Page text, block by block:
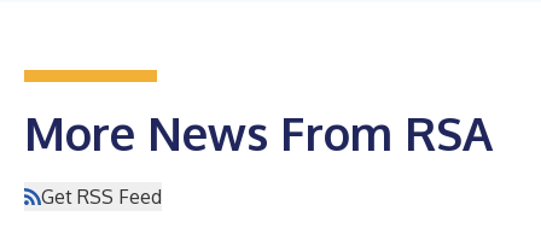
More News From RSA
Get RSS Feed